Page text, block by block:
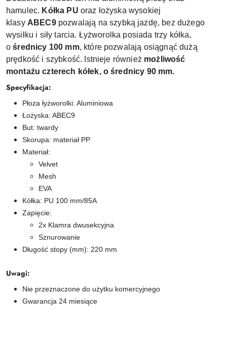
hamulec. Kółka PU oraz łożyska wysokiej
klasy ABEC9pozwalają na szybką jazdę, bez dużego
wysiłku i siły tarcia. Łyżworolka posiada trzy kółka,
ośrednicy 100 mm, które pozwalają osiągnąć dużą
prędkość i szybkość. Istnieje również możliwość
montażu czterech kółek, o średnicy 90 mm.
Specyfikacja:
Płoza łyżworolki: Aluminiowa
Łożyska: ABEC9
But: twardy
Skorupa: materiał PP
Materiał:
Velvet
Mesh
EVA
Kółka: PU 100 mm/85A
Zapięcie:
2x Klamra dwusekcyjna
Sznurowanie
Długość stopy (mm): 220 mm
Uwagi:
Nie przeznaczone do użytku komercyjnego
Gwarancja 24 miesiące